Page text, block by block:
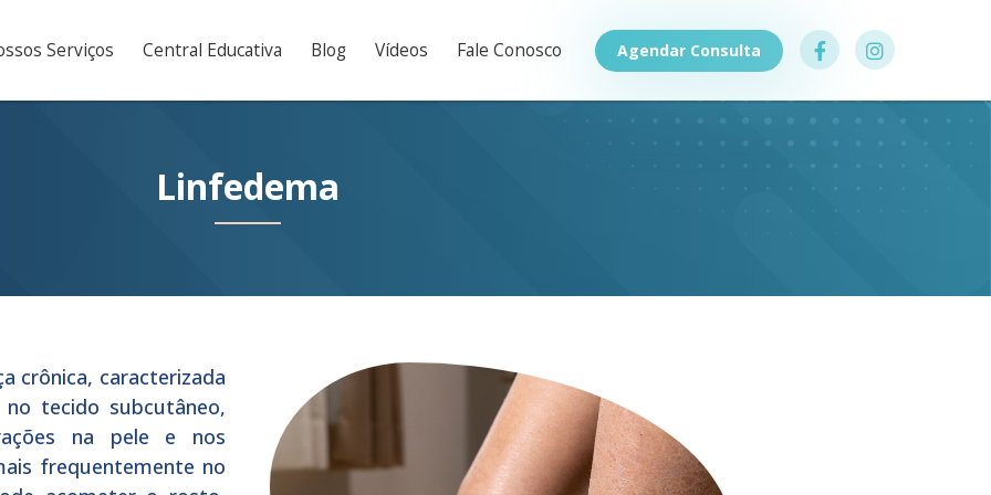
Serviços Central Educativa Blog Vídeos Fale Conosco Agendar Consulta
Linfedema
crônica, caracterizada
tecido subcutâneo,
na pele e nos
frequentemente no